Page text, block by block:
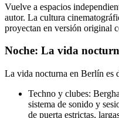
Vuelve a espacios
autor. La cultura
proyectan en versión original
Noche: La vida
La vida nocturna en Berlín es
Techno y clubes:
sistema de sonido y
de puerta estrictas,